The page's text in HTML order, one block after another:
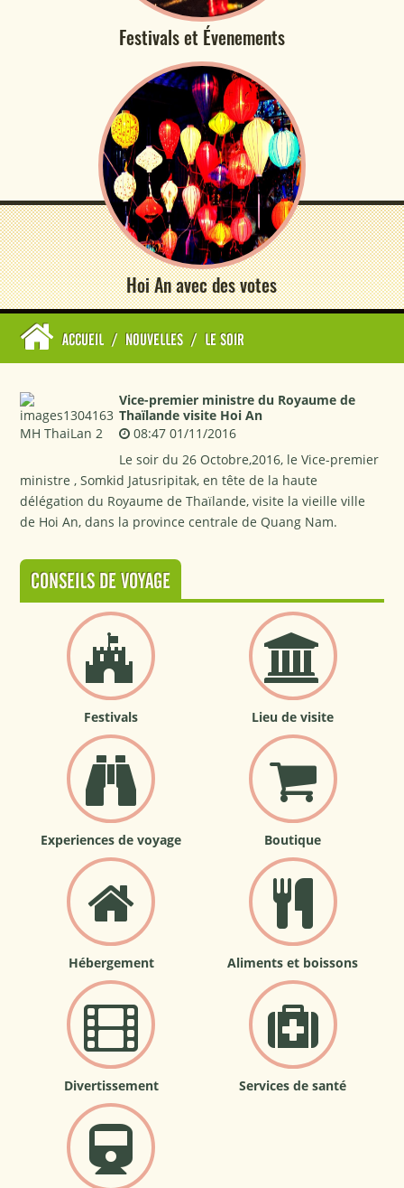
Festivals et Évenements
Hoi An avec des votes
ACCUEIL / NOUVELLES / LE SOIR
Vice-premier ministre du Royaume de
Thaïlande visite Hoi An
08:47 01/11/2016
Le soir du 26 Octobre,2016, le Vice-premier
ministre , Somkid Jatusripitak, en tête de la haute
délégation du Royaume de Thaïlande, visite la vieille ville
de Hoi An, dans la province centrale de Quang Nam.
CONSEILS DE VOYAGE
Festivals Lieu de visite
Experiences de voyage Boutique
Hébergement Aliments et boissons
Divertissement Services de santé